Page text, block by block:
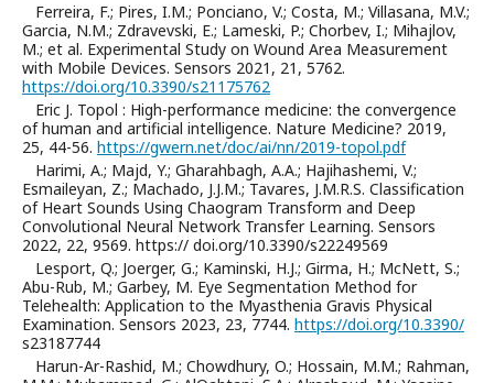
Ferreira, F.; Pires, I.M.; Ponciano, V.; Costa, M.; Villasana, M.V.;
Garcia, N.M.; Zdravevski, E.; Lameski, P.; Chorbev, I.; Mihajlov,
M.; et al. Experimental Study on Wound Area Measurement
with Mobile Devices. Sensors 2021, 21, 5762.
https://doi.org/10.3390/s21175762
Eric J. Topol : High-performance medicine: the convergence
of human and artificial intelligence. Nature Medicine? 2019,
25, 44-56. https://gwern.net/doc/ai/nn/2019-topol.pdf
Harimi, A.; Majd, Y.; Gharahbagh, A.A.; Hajihashemi, V.;
Esmaileyan, Z.; Machado, J.J.M.; Tavares, J.M.R.S. Classification
of Heart Sounds Using Chaogram Transform and Deep
Convolutional Neural Network Transfer Learning. Sensors
2022, 22, 9569. https:// doi.org/10.3390/s22249569
Lesport, Q.; Joerger, G.; Kaminski, H.J.; Girma, H.; McNett, S.;
Abu-Rub, M.; Garbey, M. Eye Segmentation Method for
Telehealth: Application to the Myasthenia Gravis Physical
Examination. Sensors 2023, 23, 7744. https://doi.org/10.3390/
s23187744
Harun-Ar-Rashid, M.; Chowdhury, O.; Hossain, M.M.; Rahman,